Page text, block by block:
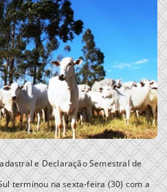
e Declaração Semestral de
terminou na sexta-feira (30) com a